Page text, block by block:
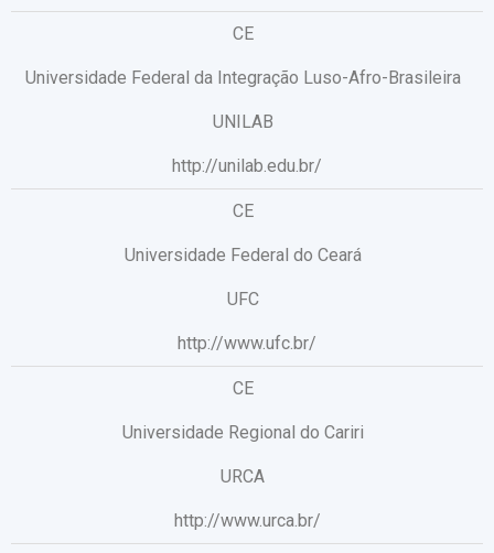
CE
Universidade Federal da Integração Luso-Afro-Brasileira
UNILAB
http://unilab.edu.br/
CE
Universidade Federal do Ceará
UFC
http://www.ufc.br/
CE
Universidade Regional do Cariri
URCA
http://www.urca.br/